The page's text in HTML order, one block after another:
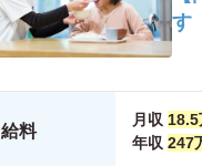
す
給料
月収 18.5
年収 247